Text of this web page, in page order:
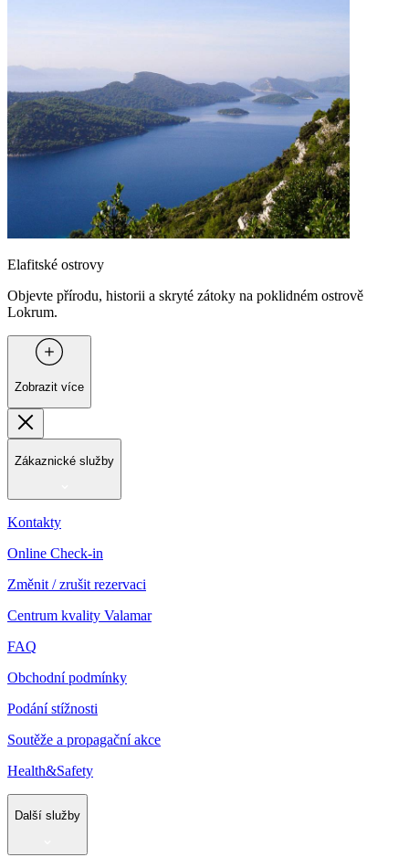
Elafitské ostrovy
Objevte přírodu, historii a skryté zátoky na poklidném ostrově
Lokrum.
Zobrazit více
Zákaznické služby
Kontakty
Online Check-in
Změnit / zrušit rezervaci
Centrum kvality Valamar
FAQ
Obchodní podmínky
Podání stížnosti
Soutěže a propagační akce
Health&Safety
Další služby